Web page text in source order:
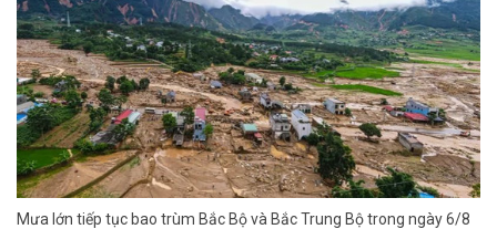
Mưa lớn tiếp tục bao trùm Bắc Bộ và Bắc Trung Bộ trong ngày 6/8